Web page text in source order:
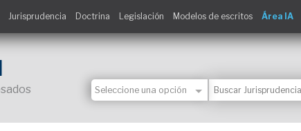
Jurisprudencia Doctrina Legislación Modelos de escritos Área IA